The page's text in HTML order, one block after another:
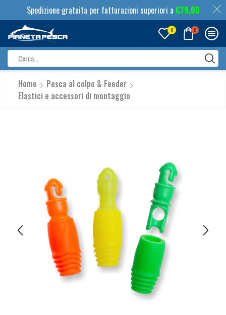
Spedizione gratuita per fatturazioni superiori a €79,00
0 0
input
Home
Pesca al colpo & Feeder
Elastici e accessori di montaggio